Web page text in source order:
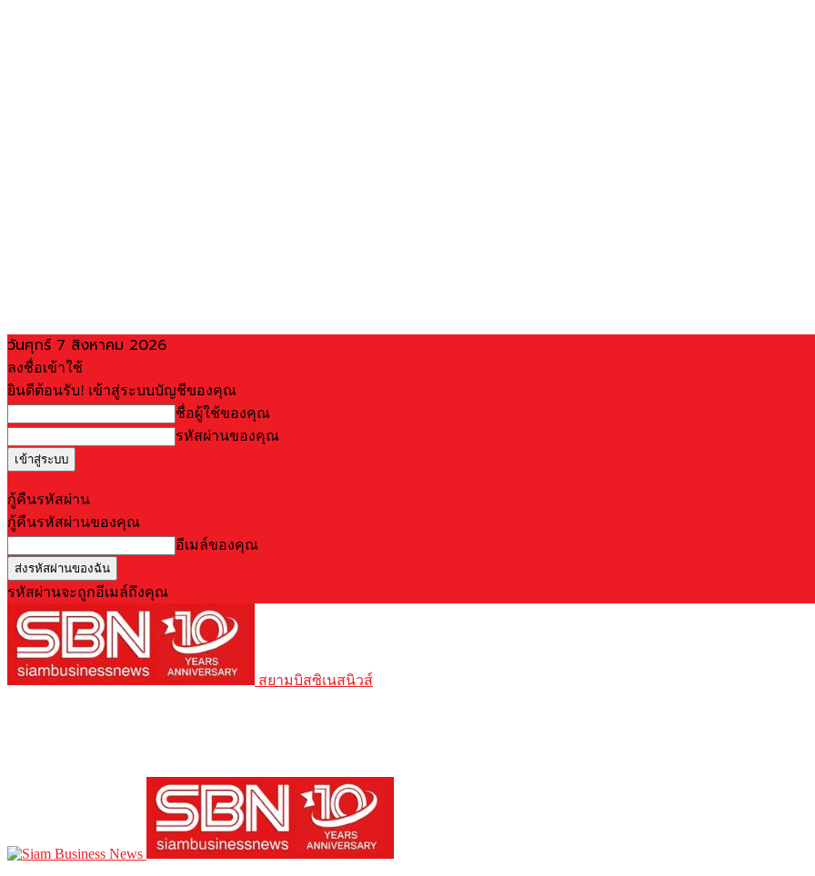
วันศุกร์ 7 สิงหาคม 2026
ลงชื่อเข้าใช้
ยินดีต้อนรับ! เข้าสู่ระบบบัญชีของคุณ
ชื่อผู้ใช้ของคุณ
รหัสผ่านของคุณ
กู้คืนรหัสผ่าน
กู้คืนรหัสผ่านของคุณ
อีเมล์ของคุณ
รหัสผ่านจะถูกอีเมล์ถึงคุณ
สยามบิสซิเนสนิวส์